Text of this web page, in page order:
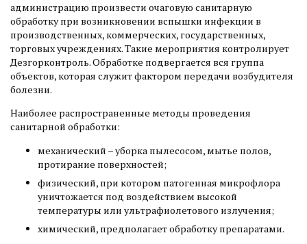
администрацию произвести очаговую санитарную
обработку при возникновении вспышки инфекции в
производственных, коммерческих, государственных,
торговых учреждениях. Такие мероприятия контролирует
Дезгорконтроль. Обработке подвергается вся группа
объектов, которая служит фактором передачи возбудителя
болезни.
Наиболее распространенные методы проведения
санитарной обработки:
механический – уборка пылесосом, мытье полов,
протирание поверхностей;
физический, при котором патогенная микрофлора
уничтожается под воздействием высокой
температуры или ультрафиолетового излучения;
химический, предполагает обработку препаратами.